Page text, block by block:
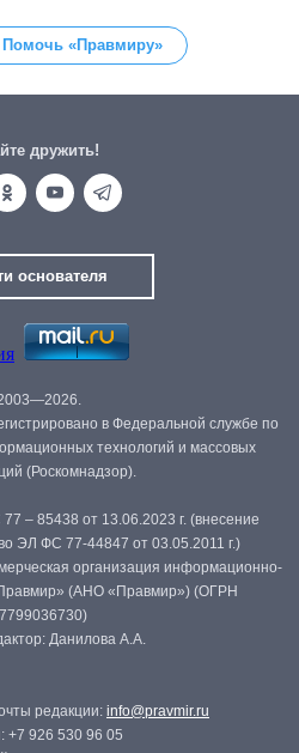
Помочь «Правмиру»
дружить!
основателя
в Федеральной службе по
технологий и массовых
(Роскомнадзор).
– 85438 от 13.06.2023 г. (внесение
ЭЛ ФС 77-44847 от 03.05.2011 г.)
организация информационно-
(АНО «Правмир») (ОГРН
Данилова А.А.
редакции: info@pravmir.ru
+7 926 530 96 05